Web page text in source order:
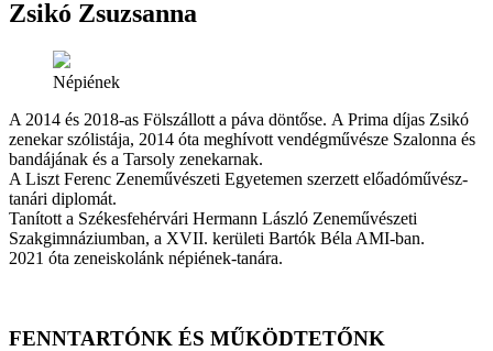
Zsikó Zsuzsanna
Népiének
A 2014 és 2018-as Fölszállott a páva döntőse. A Prima díjas Zsikó
zenekar szólistája, 2014 óta meghívott vendégművésze Szalonna és
bandájának és a Tarsoly zenekarnak.
A Liszt Ferenc Zeneművészeti Egyetemen szerzett előadóművész-
tanári diplomát.
Tanított a Székesfehérvári Hermann László Zeneművészeti
Szakgimnáziumban, a XVII. kerületi Bartók Béla AMI-ban.
2021 óta zeneiskolánk népiének-tanára.
FENNTARTÓNK ÉS MŰKÖDTETŐNK